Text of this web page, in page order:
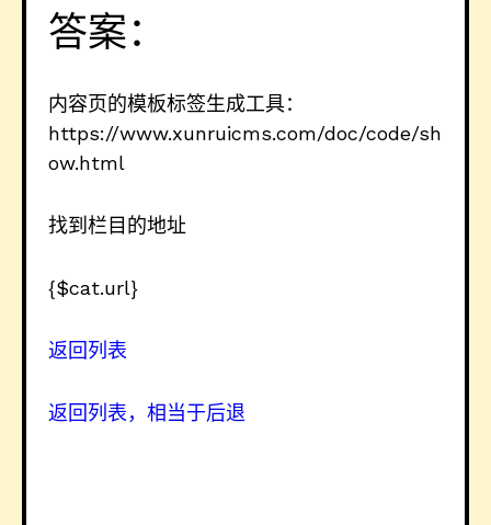
答案：
内容页的模板标签生成工具：
https://www.xunruicms.com/doc/code/sh
ow.html
找到栏目的地址
{$cat.url}
返回列表
返回列表，相当于后退